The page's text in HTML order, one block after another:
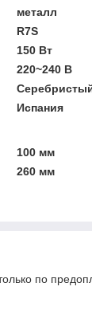
металл
R7S
150 Вт
220~240 В
Испания
100 мм
260 мм
по